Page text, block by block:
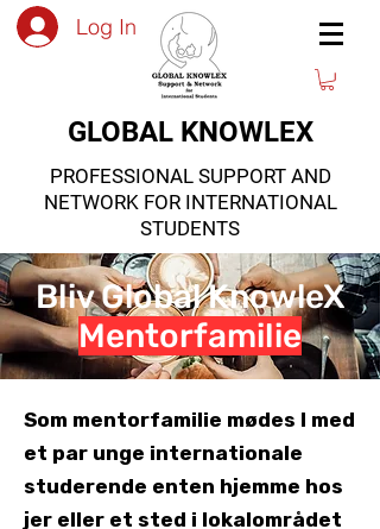
Log In
GLOBAL KNOWLEX
PROFESSIONAL SUPPORT AND
NETWORK FOR INTERNATIONAL
STUDENTS
Bliv Global KnowleX
Mentorfamilie
Som mentorfamilie mødes I med
et par unge internationale
studerende enten hjemme hos
jer eller et sted i lokalområdet